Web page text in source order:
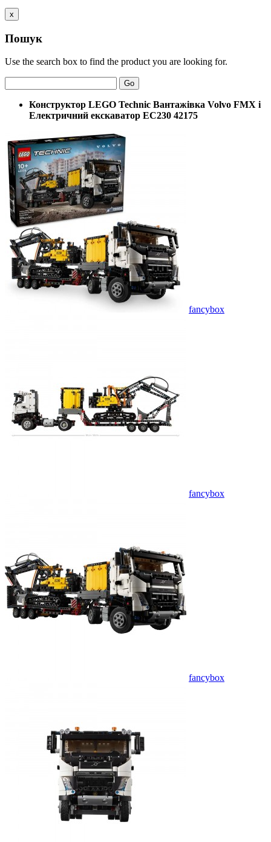
x
Пошук
Use the search box to find the product you are looking for.
Go
Конструктор LEGO Technic Вантажівка Volvo FMX і
Електричний екскаватор EC230 42175
fancybox
fancybox
fancybox